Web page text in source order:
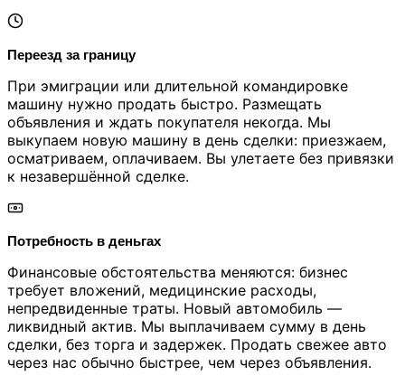
Переезд за границу
При эмиграции или длительной командировке
машину нужно продать быстро. Размещать
объявления и ждать покупателя некогда. Мы
выкупаем новую машину в день сделки: приезжаем,
осматриваем, оплачиваем. Вы улетаете без привязки
к незавершённой сделке.
Потребность в деньгах
Финансовые обстоятельства меняются: бизнес
требует вложений, медицинские расходы,
непредвиденные траты. Новый автомобиль —
ликвидный актив. Мы выплачиваем сумму в день
сделки, без торга и задержек. Продать свежее авто
через нас обычно быстрее, чем через объявления.